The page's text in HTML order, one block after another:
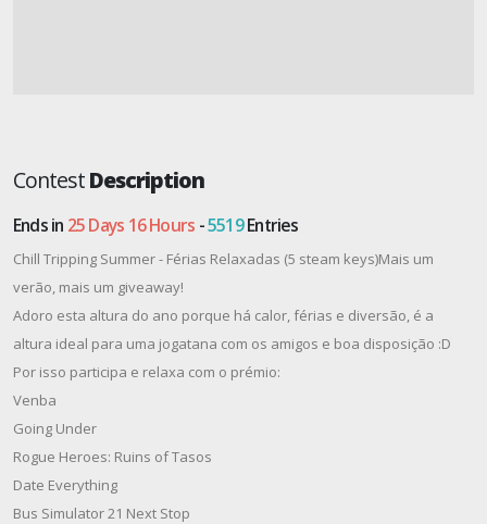
ContestDescription
Ends in 25 Days 16 Hours -5519Entries
Chill Tripping Summer - Férias Relaxadas (5 steam keys)Mais um
verão, mais um giveaway!
Adoro esta altura do ano porque há calor, férias e diversão, é a
altura ideal para uma jogatana com os amigos e boa disposição :D
Por isso participa e relaxa com o prémio:
Venba
Going Under
Rogue Heroes: Ruins of Tasos
Date Everything
Bus Simulator 21 Next Stop